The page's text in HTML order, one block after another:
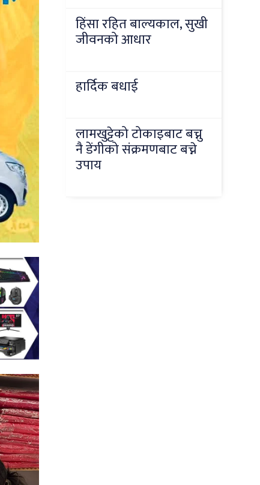
हिंसा रहित बाल्यकाल, सुखी
जीवनको आधार
हार्दिक बधाई
लामखुट्टेको टोकाइबाट बच्नु
नै डेंगीको संक्रमणबाट बच्ने
उपाय